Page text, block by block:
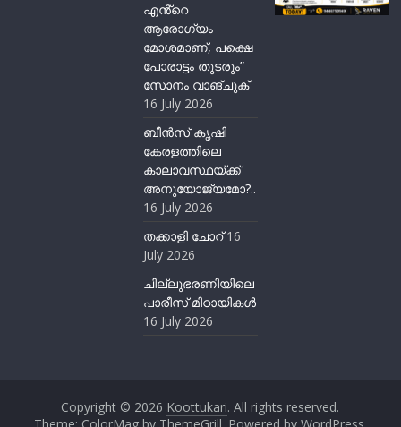
എൻ്റെ
ആരോഗ്യം
മോശമാണ്, പക്ഷെ
പോരാട്ടം തുടരും”
സോനം വാങ്ചുക്
16 July 2026
ബീന്‍സ് കൃഷി
കേരളത്തിലെ
കാലാവസ്ഥയ്ക്ക്
അനുയോജ്യമോ?..
16 July 2026
തക്കാളി ചോറ് 16
July 2026
ചില്ലുഭരണിയിലെ
പാരീസ് മിഠായികള്‍
16 July 2026
Copyright © 2026 Koottukari. All rights reserved.